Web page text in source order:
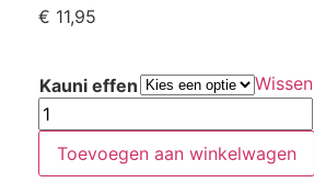
€ 11,95
Kauni effen Wissen
Toevoegen aan winkelwagen